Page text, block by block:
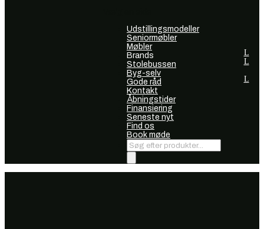
Udstillingsmodeller
Seniormøbler
Møbler
Brands
Stolebussen
Byg-selv
Gode råd
Kontakt
Åbningstider
Finansiering
Seneste nyt
Find os
Book møde
Products
search